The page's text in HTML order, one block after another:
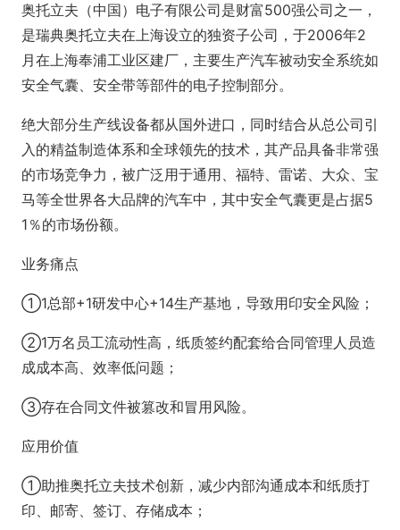
奥托立夫（中国）电子有限公司是财富500强公司之一，
是瑞典奥托立夫在上海设立的独资子公司，于2006年2
月在上海奉浦工业区建厂，主要生产汽车被动安全系统如
安全气囊、安全带等部件的电子控制部分。
绝大部分生产线设备都从国外进口，同时结合从总公司引
入的精益制造体系和全球领先的技术，其产品具备非常强
的市场竞争力，被广泛用于通用、福特、雷诺、大众、宝
马等全世界各大品牌的汽车中，其中安全气囊更是占据5
1％的市场份额。
业务痛点
①1总部+1研发中心+14生产基地，导致用印安全风险；
②1万名员工流动性高，纸质签约配套给合同管理人员造
成成本高、效率低问题；
③存在合同文件被篡改和冒用风险。
应用价值
①助推奥托立夫技术创新，减少内部沟通成本和纸质打
印、邮寄、签订、存储成本；